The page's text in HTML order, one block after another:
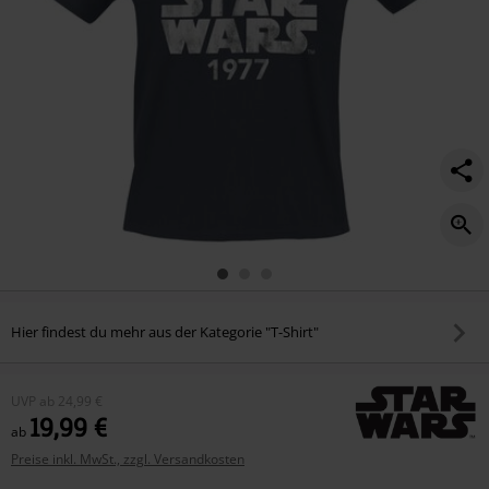
Hier findest du mehr aus der Kategorie "T-Shirt"
UVP ab 24,99 €
ab 19,99 €
Preise inkl. MwSt., zzgl. Versandkosten